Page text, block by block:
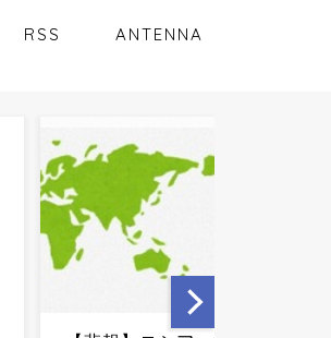
RSS ANTENNA